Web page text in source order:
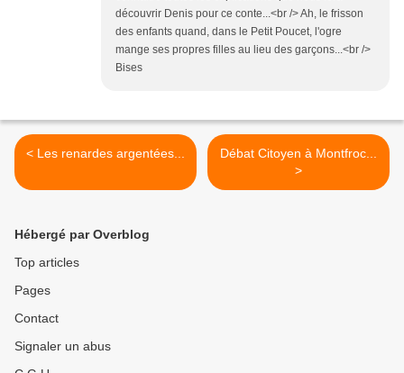
découvrir Denis pour ce conte...<br /> Ah, le frisson
des enfants quand, dans le Petit Poucet, l'ogre
mange ses propres filles au lieu des garçons...<br />
Bises
< Les renardes argentées...
Débat Citoyen à Montfroc...
>
Hébergé par Overblog
Top articles
Pages
Contact
Signaler un abus